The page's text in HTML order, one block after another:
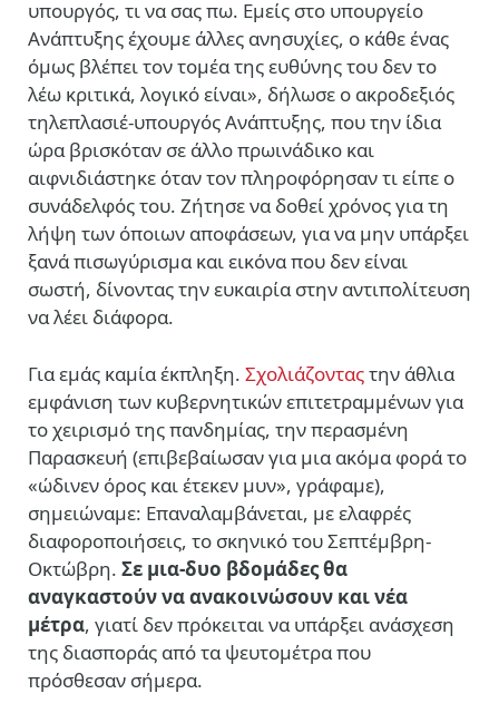
υπουργός, τι να σας πω. Εμείς στο υπουργείο
Ανάπτυξης έχουμε άλλες ανησυχίες, ο κάθε ένας
όμως βλέπει τον τομέα της ευθύνης του δεν το
λέω κριτικά, λογικό είναι», δήλωσε ο ακροδεξιός
τηλεπλασιέ-υπουργός Ανάπτυξης, που την ίδια
ώρα βρισκόταν σε άλλο πρωινάδικο και
αιφνιδιάστηκε όταν τον πληροφόρησαν τι είπε ο
συνάδελφός του. Ζήτησε να δοθεί χρόνος για τη
λήψη των όποιων αποφάσεων, για να μην υπάρξει
ξανά πισωγύρισμα και εικόνα που δεν είναι
σωστή, δίνοντας την ευκαιρία στην αντιπολίτευση
να λέει διάφορα.
Για εμάς καμία έκπληξη. Σχολιάζονταςτην άθλια
εμφάνιση των κυβερνητικών επιτετραμμένων για
το χειρισμό της πανδημίας, την περασμένη
Παρασκευή (επιβεβαίωσαν για μια ακόμα φορά το
«ώδινεν όρος και έτεκεν μυν», γράφαμε),
σημειώναμε: Επαναλαμβάνεται, με ελαφρές
διαφοροποιήσεις, το σκηνικό του Σεπτέμβρη-
Οκτώβρη. Σε μια-δυο βδομάδες θα
αναγκαστούν να ανακοινώσουν και νέα
μέτρα, γιατί δεν πρόκειται να υπάρξει ανάσχεση
της διασποράς από τα ψευτομέτρα που
πρόσθεσαν σήμερα.